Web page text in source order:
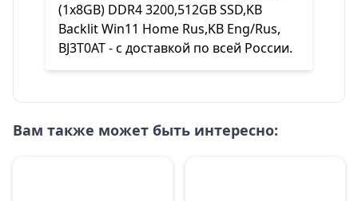
(1x8GB) DDR4 3200,512GB SSD,KB
Backlit Win11 Home Rus,KB Eng/Rus,
BJ3T0AT - с доставкой по всей России.
Вам также может быть интересно: